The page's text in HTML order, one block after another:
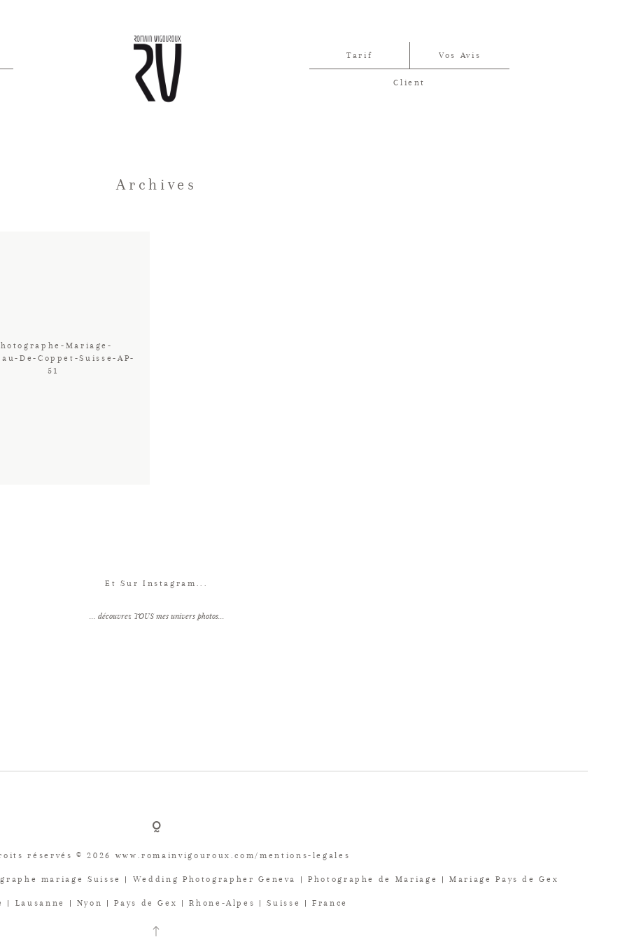
Tarif Vos Avis
Client
Archives
Mariage-
De-Coppet-Suisse-AP-
51
Et Sur Instagram...
... découvrez TOUS mes univers photos...
réservés © 2026 www.romainvigouroux.com/mentions-legales
mariage Suisse | Wedding Photographer Geneva | Photographe de Mariage | Mariage Pays de Gex
| Lausanne | Nyon | Pays de Gex | Rhone-Alpes | Suisse | France